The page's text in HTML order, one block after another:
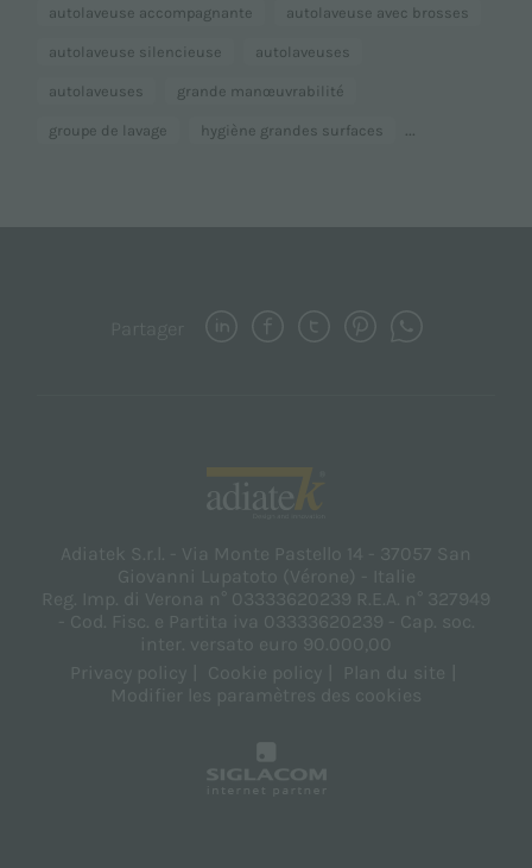
autolaveuse accompagnante autolaveuse avec brosses
autolaveuse silencieuse autolaveuses
autolaveuses grande manœuvrabilité
groupe de lavage hygiène grandes surfaces ...